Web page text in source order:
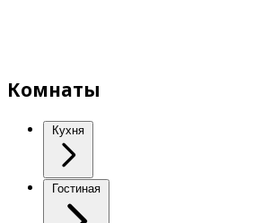
Комнаты
Кухня
Гостиная